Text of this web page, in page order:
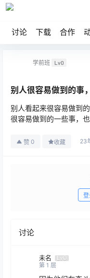
讨论 下载 合作
学前班 Lv0
别人很容易做到的事
别人看起来很容易做到
很容易做到的一些事，
赞 0 收藏 23
讨论
未名
Lv0
第 1 层